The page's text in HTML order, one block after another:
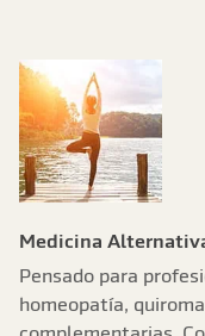
Medicina
Pensado para
homeopatía,